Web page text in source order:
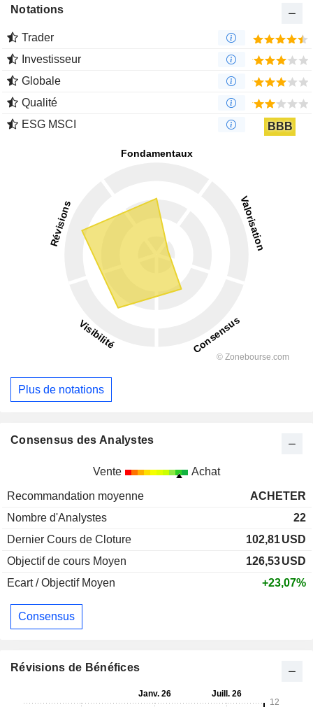
Notations
Trader
Investisseur
Globale
Qualité
ESG MSCI
BBB
Plus de notations
Consensus des Analystes
Vente Achat
Recommandation moyenne
ACHETER
Nombre d'Analystes
22
Dernier Cours de Cloture
102,81USD
Objectif de cours Moyen
126,53USD
Ecart / Objectif Moyen
+23,07%
Consensus
Révisions de Bénéfices